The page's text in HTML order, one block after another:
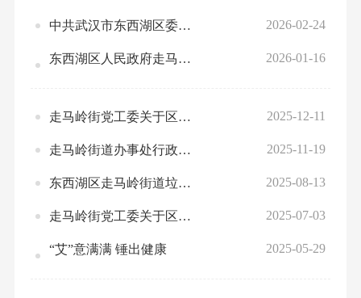
中共武汉市东西湖区委走马岭街道工作委员会关于2025年度法治政府建设情况的报告 2026-02-24
东西湖区人民政府走马岭街道办事处2025年度行政执法统计年报 2026-01-16
走马岭街党工委关于区委第九轮专项巡察和巡察“回头看”反馈意见整改进展情况的通报 2025-12-11
走马岭街道办事处行政执法人员执法证遗失作废公告 2025-11-19
东西湖区走马岭街道垃圾分类小课堂，吹来绿色环保新风尚 2025-08-13
走马岭街党工委关于区委第八轮农业用地使用情况专项巡察反馈意见整改进展情况的通报 2025-07-03
“艾”意满满 锤出健康 2025-05-29